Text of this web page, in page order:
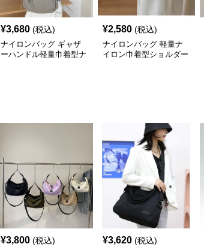
¥3,680 (税込)
ナイロンバッグ ギャザ
ーハンドル軽量巾着型ナ
¥2,580 (税込)
ナイロンバッグ 軽量ナ
イロン巾着型ショルダー
¥3,800 (税込) ¥3,620 (税込)